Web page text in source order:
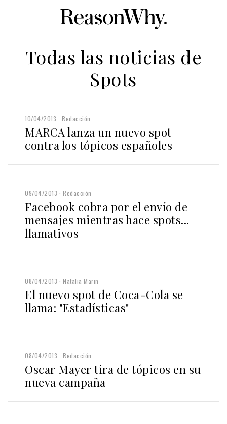
Todas las noticias de
Spots
10/04/2013 Redacción
MARCA lanza un nuevo spot
contra los tópicos españoles
09/04/2013 Redacción
Facebook cobra por el envío de
mensajes mientras hace spots...
llamativos
08/04/2013 Natalia Marin
El nuevo spot de Coca-Cola se
llama: "Estadísticas"
08/04/2013 Redacción
Oscar Mayer tira de tópicos en su
nueva campaña